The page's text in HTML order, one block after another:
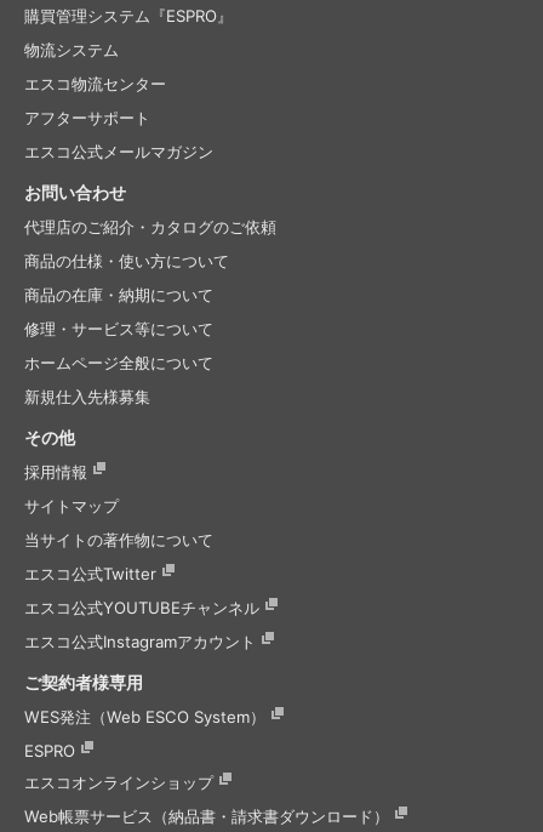
購買管理システム『ESPRO』
物流システム
エスコ物流センター
アフターサポート
エスコ公式メールマガジン
お問い合わせ
代理店のご紹介・ カタログのご依頼
商品の仕様・使い方について
商品の在庫・納期について
修理・サービス等について
ホームページ全般について
新規仕入先様募集
その他
採用情報
サイトマップ
当サイトの著作物について
エスコ公式Twitter
エスコ公式YOUTUBEチャンネル
エスコ公式Instagramアカウント
ご契約者様専用
WES発注（Web ESCO System）
ESPRO
エスコオンラインショップ
Web帳票サービス（納品書・請求書ダウンロード）